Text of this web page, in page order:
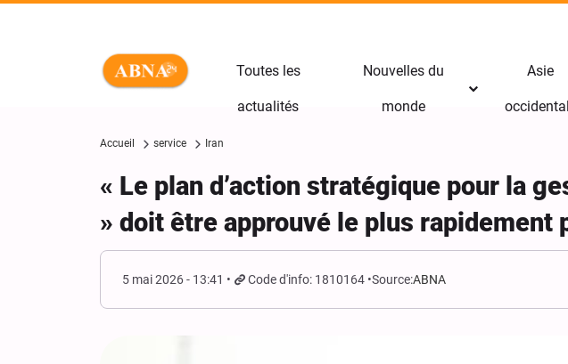
Toutes les
actualités
Nouvelles du
monde
Asie
Accueil service Iran
« Le plan d’action stratégique pour la
» doit être approuvé le plus rapidement
5 mai 2026 - 13:41 Code d'info: 1810164 Source:ABNA